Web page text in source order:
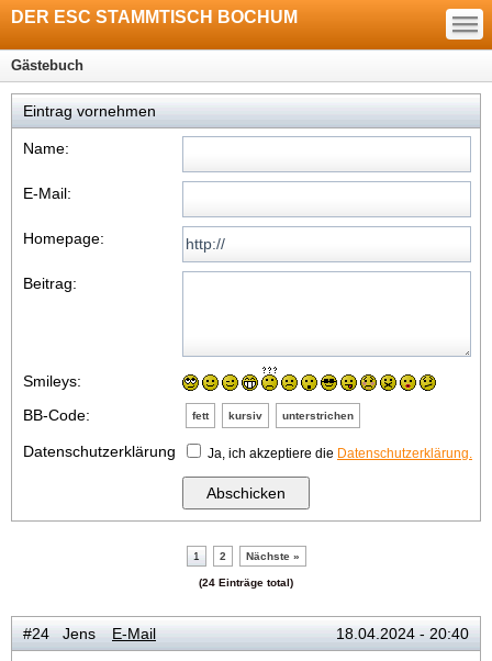
DER ESC STAMMTISCH BOCHUM —
—
—
Gästebuch
Eintrag vornehmen
Name:
E-Mail:
Homepage:
Beitrag:
Smileys:
BB-Code:
fett kursiv unterstrichen
Datenschutzerklärung Ja, ich akzeptiere die Datenschutzerklärung.
1 2 Nächste »
(24 Einträge total)
#24 Jens E-Mail 18.04.2024 - 20:40